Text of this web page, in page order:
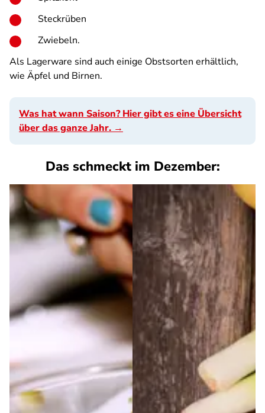
Steckrüben
Zwiebeln.
Als Lagerware sind auch einige Obstsorten erhältlich,
wie Äpfel und Birnen.
Was hat wann Saison? Hier gibt es eine Übersicht
über das ganze Jahr. →
Das schmeckt im Dezember: